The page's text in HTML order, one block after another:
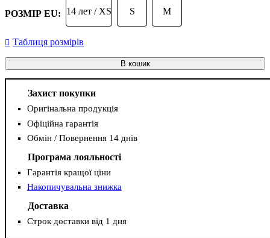
РОЗМІР EU: 14 лет / XS S M
Таблиця розмірів
В кошик
Захист покупки
Оригінальна продукція
Офіційна гарантія
Обмін / Повернення 14 днів
Програма лояльності
Гарантія кращої ціни
Накопичувальна знижка
Доставка
Строк доставки від 1 дня